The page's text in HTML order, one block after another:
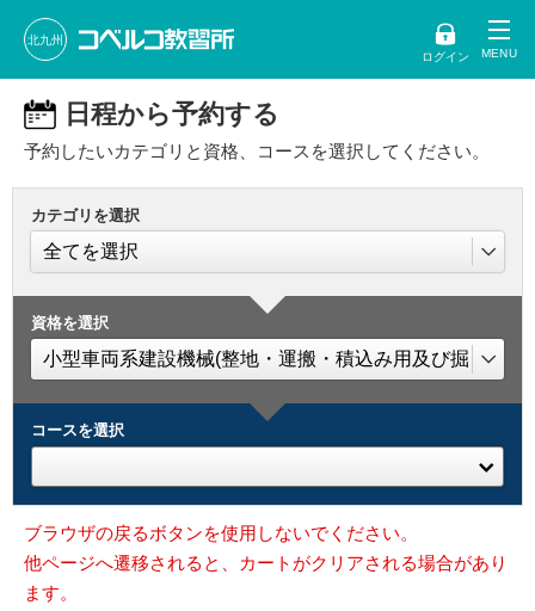
北九州
ログイン
日程から予約する
予約したいカテゴリと資格、コースを選択してください。
カテゴリを選択
資格を選択
コースを選択
ブラウザの戻るボタンを使用しないでください。
他ページへ遷移されると、カートがクリアされる場合があり
ます。